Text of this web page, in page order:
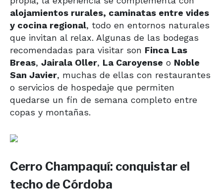
alojamientos rurales, caminatas entre vides
y cocina regional, todo en entornos naturales
que invitan al relax. Algunas de las bodegas
recomendadas para visitar son Finca Las
Breas, Jairala Oller, La Caroyense o Noble
San Javier, muchas de ellas con restaurantes
o servicios de hospedaje que permiten
quedarse un fin de semana completo entre
copas y montañas.
Cerro Champaquí: conquistar el
techo de Córdoba